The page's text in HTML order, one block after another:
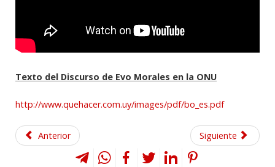
Texto del Discurso de Evo Morales en la ONU
http://www.quehacer.com.uy/images/pdf/bo_es.pdf
Anterior Siguiente